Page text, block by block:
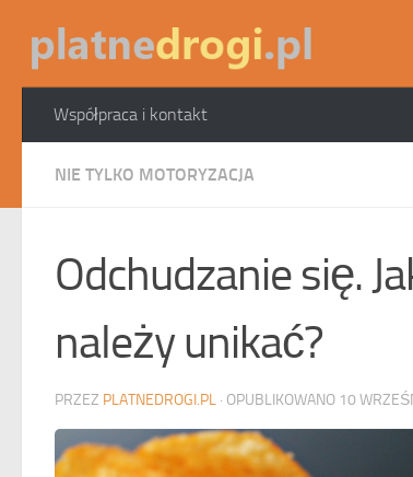
Skip to content
Współpraca i kontakt
NIE TYLKO MOTORYZACJA
Odchudzanie się.
należy unikać?
PRZEZ PLATNEDROGI.PL · OPUBLIKOWANO 10